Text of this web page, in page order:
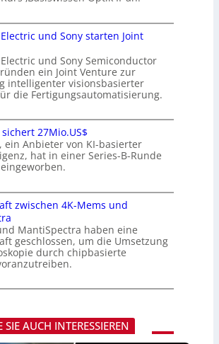
und Sony starten Joint
und Sony Semiconductor
ein Joint Venture zur
intelligenter visionsbasierter
die Fertigungsautomatisierung.
27Mio.US$
ein Anbieter von KI-basierter
hat in einer Series-B-Runde
zwischen 4K-Mems und
MantiSpectra haben eine
geschlossen, um die Umsetzung
durch chipbasierte
AUCH INTERESSIEREN